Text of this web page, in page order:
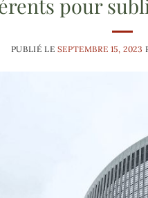
pour
PUBLIÉ LE SEPTEMBRE 15, 2023